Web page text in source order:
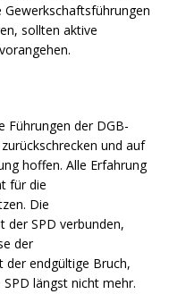
sollten aktive
Führungen der DGB-
und auf
hoffen. Alle Erfahrung
für die
Die
der SPD verbunden,
der
endgültige Bruch,
längst nicht mehr.